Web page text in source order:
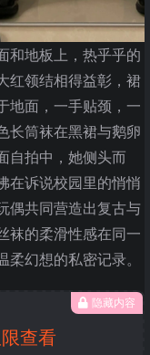
和地板上，热乎乎的
红领结相得益彰，裙
地面，一手贴颈，一
长筒袜在黑裙与鹅卵
自拍中，她侧头而
在诉说校园里的悄悄
偶共同营造出复古与
袜的柔滑性感在同一
幻想的私密记录。
隐藏内容
查看